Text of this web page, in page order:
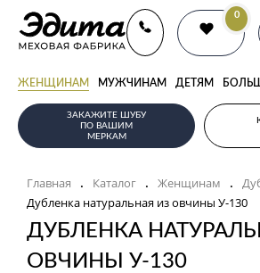
0
ЖЕНЩИНАМ МУЖЧИНАМ ДЕТЯМ
ЗАКАЖИТЕ ШУБУ
ПО ВАШИМ
МЕРКАМ
Главная . Каталог . Женщинам .
Дубленка натуральная из овчины У-130
ДУБЛЕНКА
ОВЧИНЫ У-130